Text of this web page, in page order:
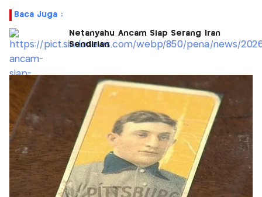
Baca Juga :
Netanyahu Ancam Siap Serang Iran
Sendirian